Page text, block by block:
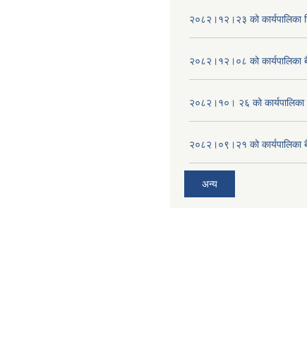
२०८२।१२।२३ को कार्यपालिका
२०८२।१२।०८ को कार्यपालिका
२०८२।१०। २६ को कार्यपालिका
२०८२।०९।२१ को कार्यपालिका
अन्य